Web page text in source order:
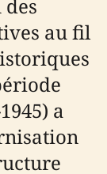
au fil
a